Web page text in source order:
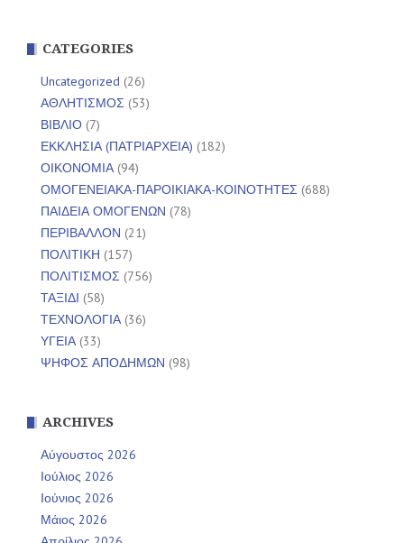
CATEGORIES
Uncategorized (26)
ΑΘΛΗΤΙΣΜΟΣ (53)
ΒΙΒΛΙΟ (7)
ΕΚΚΛΗΣΙΑ (ΠΑΤΡΙΑΡΧΕΙΑ) (182)
ΟΙΚΟΝΟΜΙΑ(94)
ΟΜΟΓΕΝΕΙΑΚΑ-ΠΑΡΟΙΚΙΑΚΑ-ΚΟΙΝΟΤΗΤΕΣ (688)
ΠΑΙΔΕΙΑ ΟΜΟΓΕΝΩΝ (78)
ΠΕΡΙΒΑΛΛΟΝ (21)
ΠΟΛΙΤΙΚΗ (157)
ΠΟΛΙΤΙΣΜΟΣ (756)
ΤΑΞΙΔΙ (58)
ΤΕΧΝΟΛΟΓΙΑ(36)
ΥΓΕΙΑ(33)
ΨΗΦΟΣ ΑΠΟΔΗΜΩΝ (98)
ARCHIVES
Αύγουστος 2026
Ιούλιος 2026
Ιούνιος 2026
Μάιος 2026